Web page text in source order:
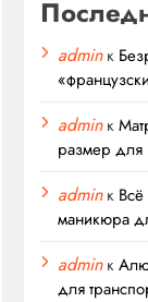
adminк
adminк
размер для
adminк
маникюра
adminк
для